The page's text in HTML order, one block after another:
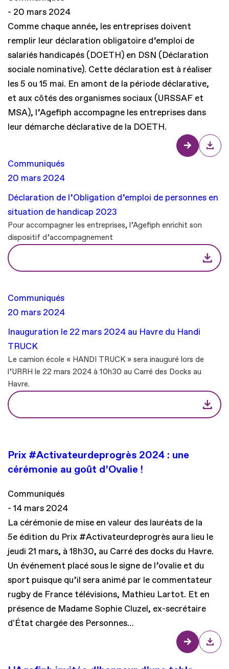
20 mars 2024
Comme chaque année, les entreprises doivent
remplir leur déclaration obligatoire d’emploi de
salariés handicapés (DOETH) en DSN (Déclaration
sociale nominative). Cette déclaration est à réaliser
les 5 ou 15 mai. En amont de la période déclarative,
et aux côtés des organismes sociaux (URSSAF et
MSA), l’Agefiph accompagne les entreprises dans
leur démarche déclarative de la DOETH.
Communiqués
20 mars 2024
Déclaration de l’Obligation d’emploi de personnes en
situation de handicap 2023
Pour accompagner les entreprises, l’Agefiph enrichit son
dispositif d’accompagnement
Communiqués
20 mars 2024
Inauguration le 22 mars 2024 au Havre du Handi
TRUCK
Le camion école « HANDI TRUCK » sera inauguré lors de
l’URRH le 22 mars 2024 à 10h30 au Carré des Docks au
Havre.
Prix #Activateurdeprogrès 2024 : une
cérémonie au goût d’Ovalie !
Communiqués
14 mars 2024
La cérémonie de mise en valeur des lauréats de la
5e édition du Prix #Activateurdeprogrès aura lieu le
jeudi 21 mars, à 18h30, au Carré des docks du Havre.
Un événement placé sous le signe de l’ovalie et du
sport puisque qu’il sera animé par le commentateur
rugby de France télévisions, Mathieu Lartot. Et en
présence de Madame Sophie Cluzel, ex-secrétaire
d'État chargée des Personnes…